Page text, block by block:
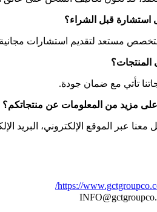
قبل الشراء؟
مستعد لتقديم استشارات
تأتي مع ضمان جودة.
مزيد من المعلومات عن منتجاتكم؟
معنا عبر الموقع الإلكتروني،
https://
INFO